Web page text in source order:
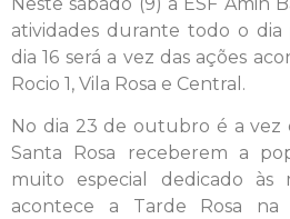
atividades durante todo o dia
dia 16 será a vez das ações
Rocio 1, Vila Rosa e Central.
No dia 23 de outubro é a vez
Santa Rosa receberem a
muito especial dedicado às
acontece a Tarde Rosa na